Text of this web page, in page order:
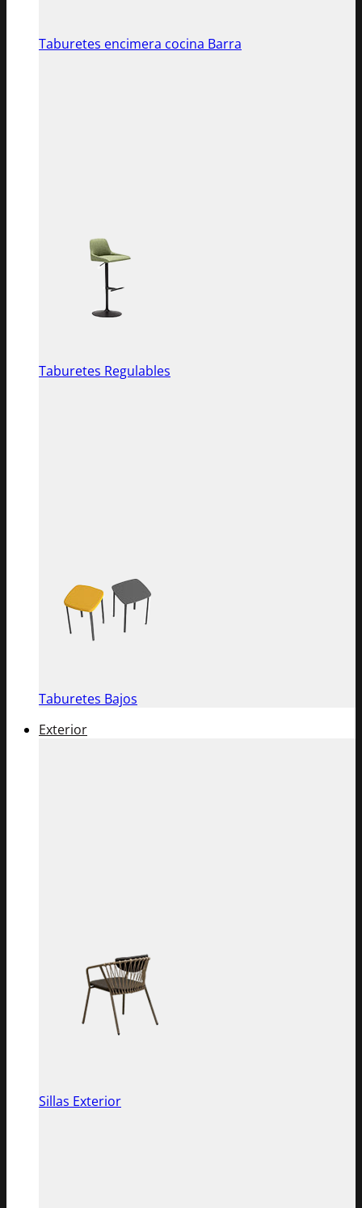
Taburetes encimera cocina Barra
Taburetes Regulables
Taburetes Bajos
Exterior
Sillas Exterior